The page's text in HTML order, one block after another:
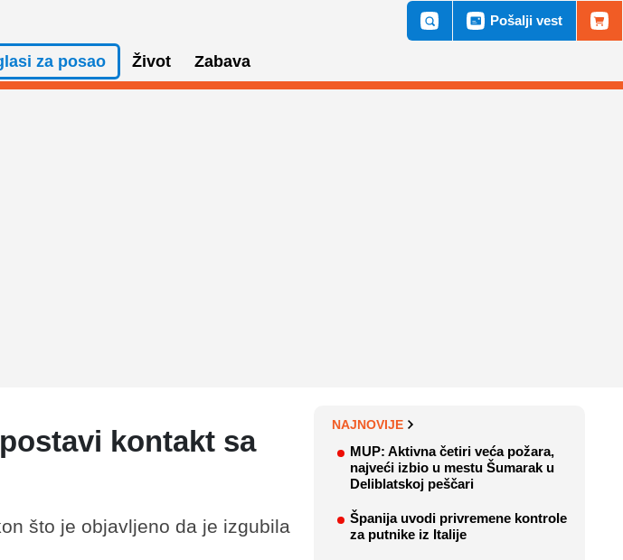
za posao Život Zabava
Pošalji vest
kontakt sa
što je objavljeno da je izgubila
NAJNOVIJE
MUP: Aktivna četiri veća požara,
najveći izbio u mestu Šumarak u
Deliblatskoj peščari
Španija uvodi privremene kontrole
za putnike iz Italije